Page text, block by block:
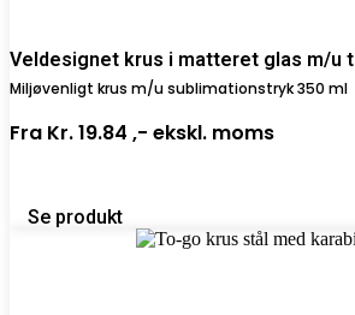
Veldesignet krus i matteret glas m/u
Miljøvenligt krus m/u sublimationstryk 350 ml
Fra Kr. 19.84 ,- ekskl. moms
Se produkt